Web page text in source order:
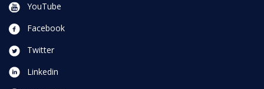
YouTube
Facebook
Twitter
Linkedin